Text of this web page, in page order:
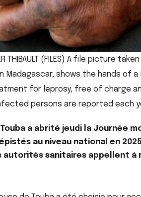
THIBAULT (FILES) A file
Madagascar, shows the hands of
for leprosy, free of charge
persons are reported each year.
a abrité jeudi la Journée
au niveau national en
autorités sanitaires appellent